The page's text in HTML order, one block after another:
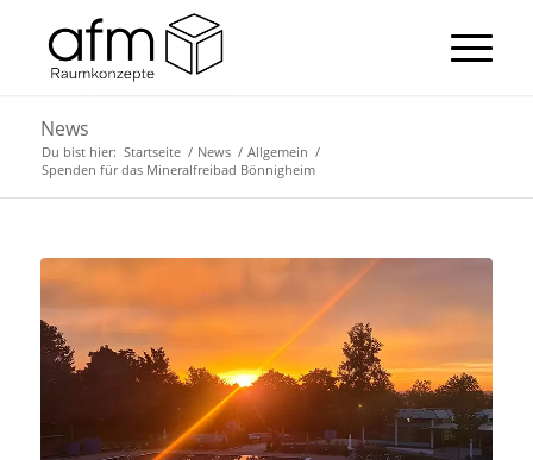
News
Du bist hier: Startseite / News / Allgemein /
Spenden für das Mineralfreibad Bönnigheim